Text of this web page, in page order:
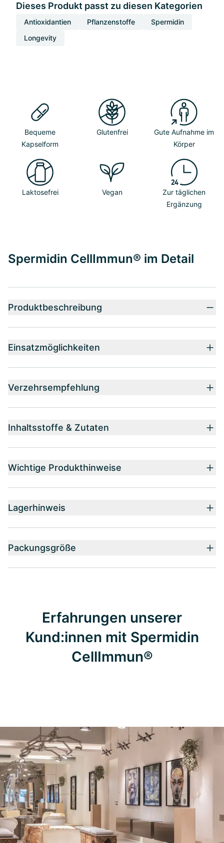
Dieses Produkt passt zu diesen Kategorien
Antioxidantien Pflanzenstoffe
Spermidin
Longevity
Bequeme
Kapselform
Glutenfrei
Gute Aufnahme im
Körper
Laktosefrei Vegan
Zur täglichen
Ergänzung
Spermidin CellImmun® im Detail
Produktbeschreibung
Einsatzmöglichkeiten
Verzehrsempfehlung
Inhaltsstoffe & Zutaten
Wichtige Produkthinweise
Lagerhinweis
Packungsgröße
Erfahrungen unserer
Kund:innen mit Spermidin
CellImmun®